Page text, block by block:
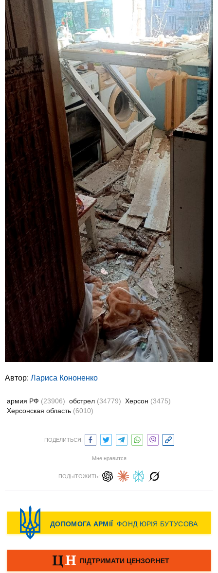
Автор: Лариса Кононенко
армия РФ (23906) обстрел (34779) Херсон (3475)
Херсонская область (6010)
ПОДЕЛИТЬСЯ:
Мне нравится
ПОДЫТОЖИТЬ: